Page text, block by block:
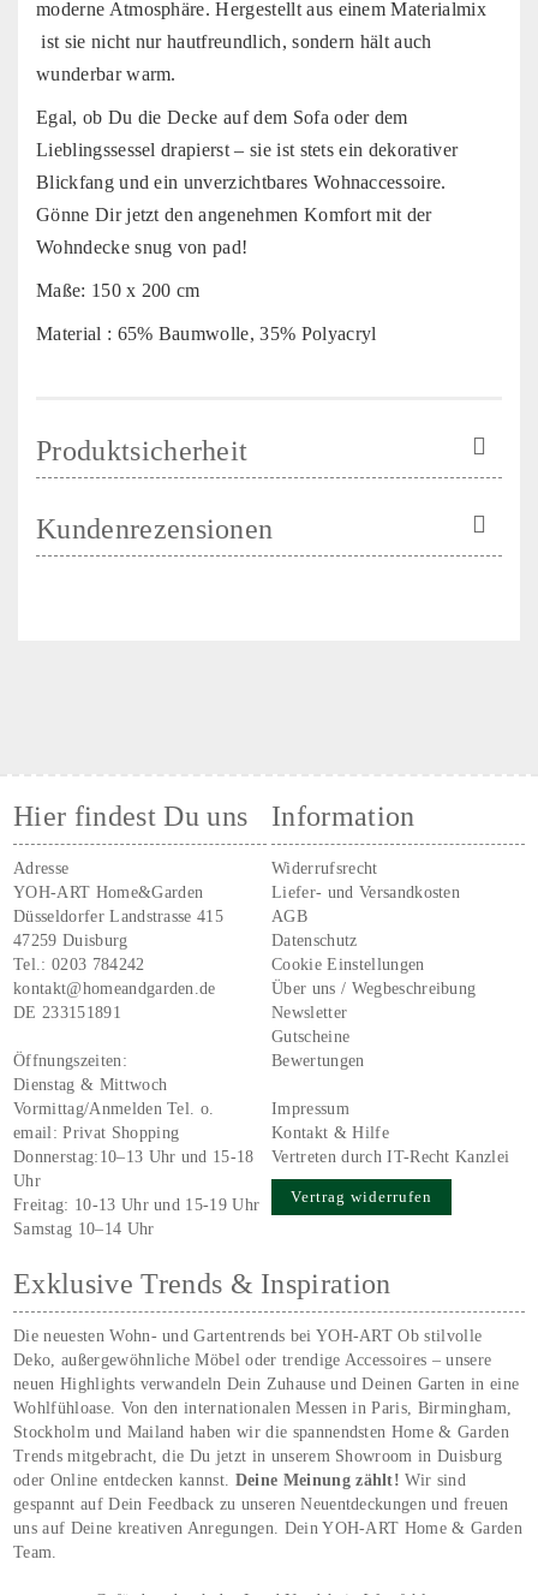
moderne Atmosphäre. Hergestellt aus einem Materialmix
ist sie nicht nur hautfreundlich, sondern hält auch
wunderbar warm.
Egal, ob Du die Decke auf dem Sofa oder dem
Lieblingssessel drapierst – sie ist stets ein dekorativer
Blickfang und ein unverzichtbares Wohnaccessoire.
Gönne Dir jetzt den angenehmen Komfort mit der
Wohndecke snug von pad!
Maße: 150 x 200 cm
Material : 65% Baumwolle, 35% Polyacryl
Produktsicherheit
Kundenrezensionen
Hier findest Du uns
Adresse
YOH-ART Home&Garden
Düsseldorfer Landstrasse 415
47259 Duisburg
Tel.:0203 784242
kontakt@homeandgarden.de
DE 233151891
Öffnungszeiten:
Dienstag & Mittwoch
Vormittag/Anmelden Tel. o.
email:Privat Shopping
Donnerstag:10–13 Uhr und 15-18
Uhr
Freitag: 10-13 Uhr und 15-19 Uhr
Samstag 10–14 Uhr
Information
Widerrufsrecht
Liefer- und Versandkosten
AGB
Datenschutz
Cookie Einstellungen
Über uns / Wegbeschreibung
Newsletter
Gutscheine
Bewertungen
Impressum
Kontakt & Hilfe
Vertreten durch IT-Recht Kanzlei
Vertrag widerrufen
Exklusive Trends & Inspiration
Die neuesten Wohn- und Gartentrends bei YOH‑ART Ob stilvolle
Deko, außergewöhnliche Möbel oder trendige Accessoires – unsere
neuen Highlights verwandeln Dein Zuhause und Deinen Garten in eine
Wohlfühloase. Von den internationalen Messen in Paris, Birmingham,
Stockholm und Mailand haben wir die spannendsten Home & Garden
Trends mitgebracht, die Du jetzt in unserem Showroom in Duisburg
oder Online entdecken kannst. Deine Meinung zählt!Wir sind
gespannt auf Dein Feedback zu unseren Neuentdeckungen und freuen
uns auf Deine kreativen Anregungen. Dein YOH‑ART Home & Garden
Team.